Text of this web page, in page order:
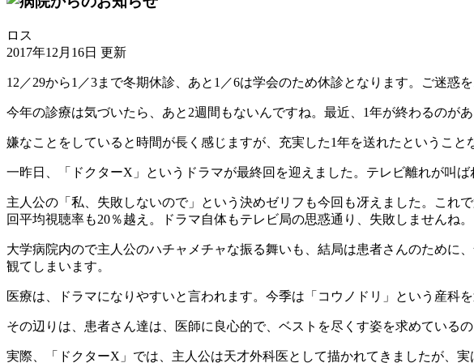
ロス
2017年12月16日 更新
12／29から1／3まで冬期休診、あと1／6は学会のため休診となります。ご迷惑
今年の診療は気づいたら、あと2週間もないんですね。最近、1年が終わるのがあ
嫌なことをしていると時間が長く感じますが、充実した1年を送れたということ
一昨日、「ドクターX」というドラマが最終回を迎えました。テレビ離れが叫
主人公の「私、失敗しないので」という決めゼリフも今回も冴えました。これ
回平均視聴率も20％越え。ドラマ自体もテレビ局の思惑通り、失敗しませんね。
大学病院内ので主人公のハチャメチャな振る舞いも、結局は患者さんのために
観てしまいます。
医療は、ドラマになりやすいと言われます。今季は「コウノドリ」という産科
その辺りは、患者さん達は、医師に良心的で、ベストを尽くす姿を求めているの
実際、「ドクターX」では、主人公は天才外科医として描かれてきましたが、